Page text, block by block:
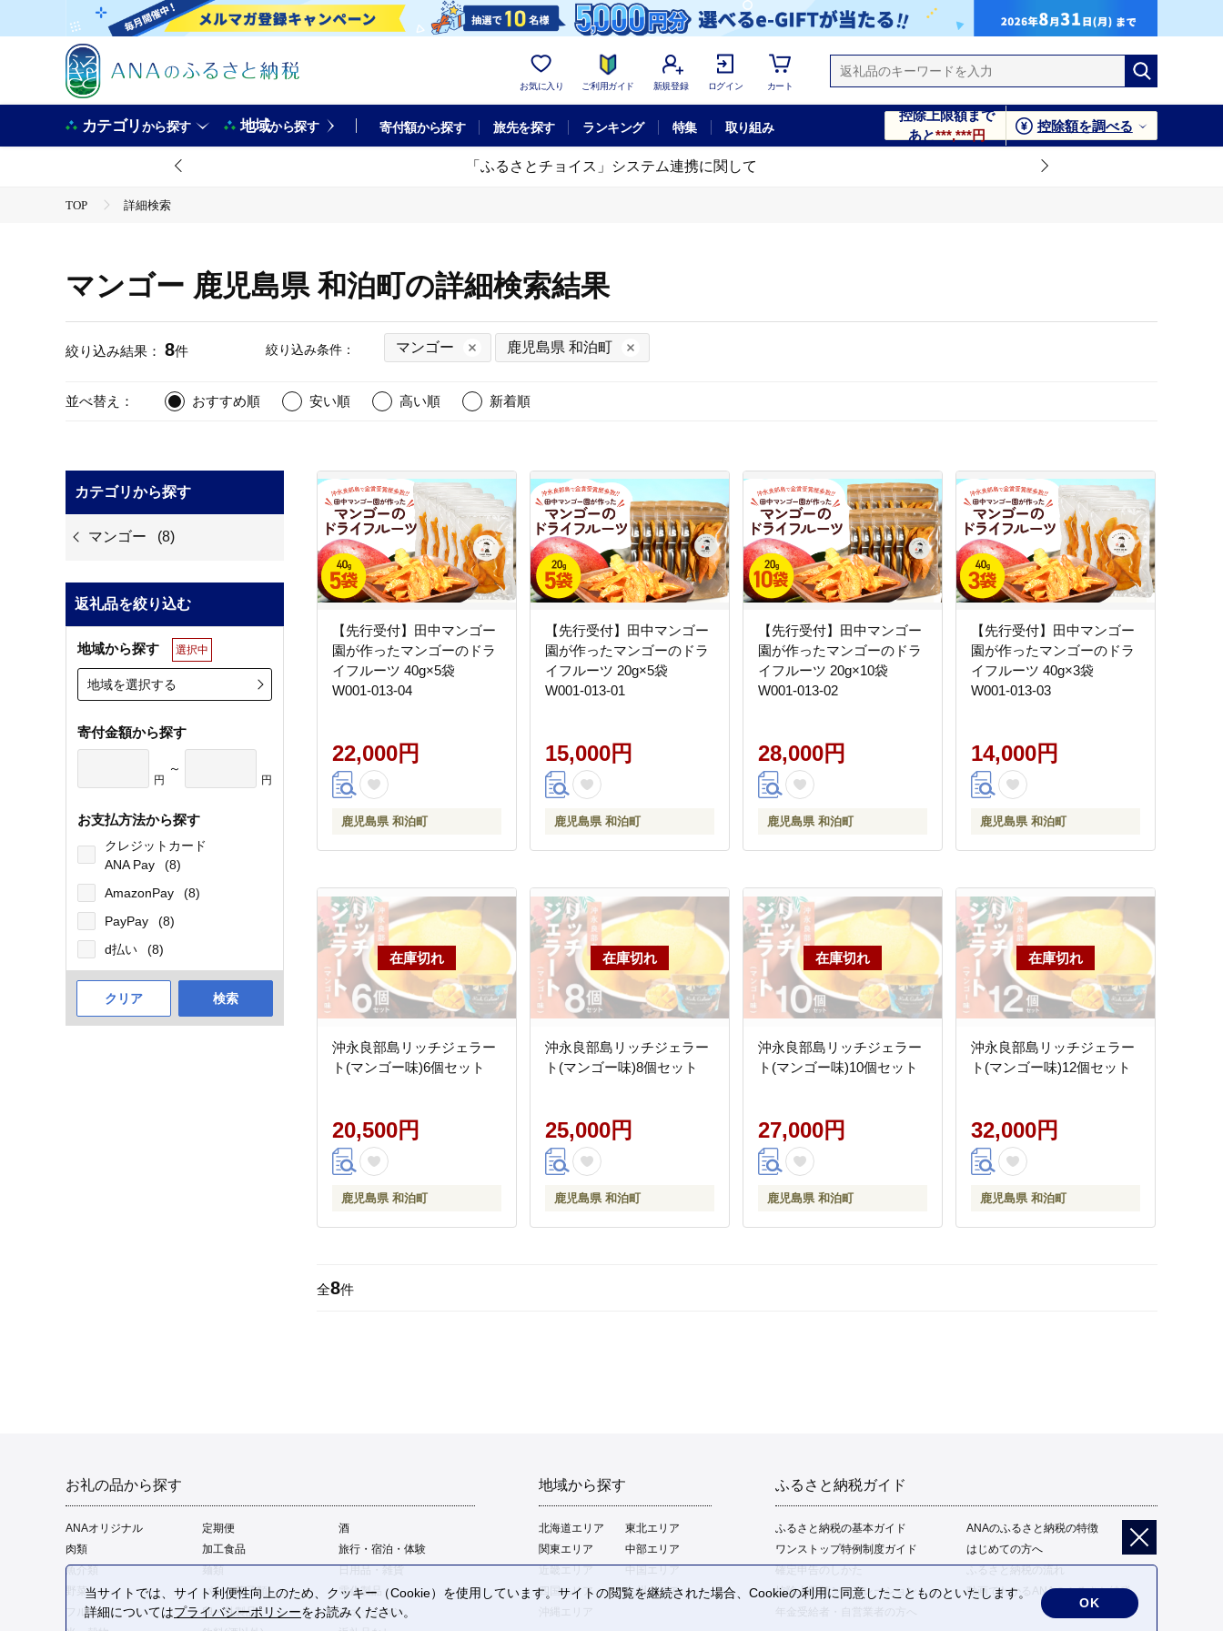
お気に入り ご利用ガイド 新規登録 ログイン カート
カテゴリから探す 地域から探す 寄付額から探す 旅先を探す ランキング 特集 取り組み
控除上限額まで
あと***,***円
控除額を調べる
「ふるさとチョイス」システム連携に関して
TOP 詳細検索
マンゴー 鹿児島県 和泊町の詳細検索結果
絞り込み結果： 8件 絞り込み条件： マンゴー 鹿児島県 和泊町
並べ替え： おすすめ順 安い順 高い順 新着順
カテゴリから探す
マンゴー (8)
返礼品を絞り込む
地域から探す 選択中
地域を選択する
寄付金額から探す
円
～
円
お支払方法から探す
クレジットカード
ANA Pay
(8)
AmazonPay
(8)
PayPay
(8)
d払い
(8)
クリア 検索
【先行受付】田中マンゴー
園が作ったマンゴーのドラ
イフルーツ 40g×5袋
W001-013-04
22,000円
鹿児島県 和泊町
【先行受付】田中マンゴー
園が作ったマンゴーのドラ
イフルーツ 20g×5袋
W001-013-01
15,000円
鹿児島県 和泊町
【先行受付】田中マンゴー
園が作ったマンゴーのドラ
イフルーツ 20g×10袋
W001-013-02
28,000円
鹿児島県 和泊町
【先行受付】田中マンゴー
園が作ったマンゴーのドラ
イフルーツ 40g×3袋
W001-013-03
14,000円
鹿児島県 和泊町
沖永良部島リッチジェラー
ト(マンゴー味)6個セット
20,500円
鹿児島県 和泊町
沖永良部島リッチジェラー
ト(マンゴー味)8個セット
25,000円
鹿児島県 和泊町
沖永良部島リッチジェラー
ト(マンゴー味)10個セット
27,000円
鹿児島県 和泊町
沖永良部島リッチジェラー
ト(マンゴー味)12個セット
32,000円
鹿児島県 和泊町
全8件
お礼の品から探す
ANAオリジナル 定期便
酒
肉類
加工食品
旅行・宿泊・体験
魚介類
野菜
パン・菓子類
電化製品
フルーツ
卵・乳製品
ファッション
地域から探す
北海道エリア
東北エリア
関東エリア
中部エリア
四国エリア
九州エリア
ふるさと納税ガイド
ふるさと納税の基本ガイド
ANAのふるさと納税の特徴
ワンストップ特例制度ガイド
はじめての方へ
ふるさと納税の流れ
控除上限額シミュレーション
動画でわかるANAのふるさと納税
年金受給者・自営業者の方へ
当サイトでは、サイト利便性向上のため、クッキー（Cookie）を使用しています。サイトの閲覧を継続された場合、Cookieの利用に同意したことものといたします。
詳細についてはプライバシーポリシーをお読みください。
OK